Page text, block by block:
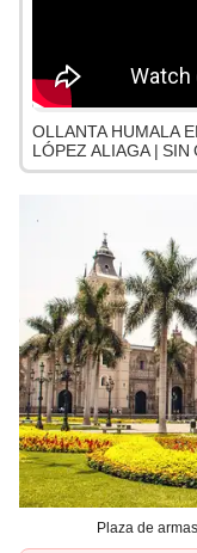
OLLANTA HUMALA
LÓPEZ ALIAGA | SIN
Plaza de